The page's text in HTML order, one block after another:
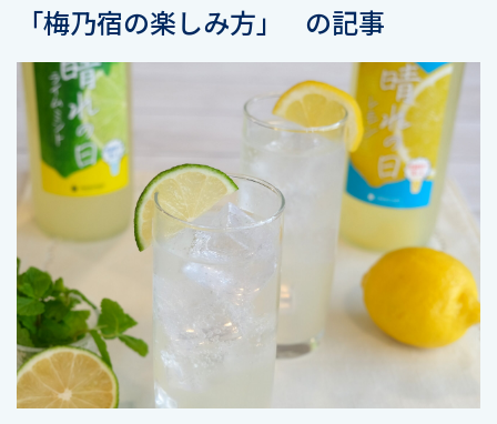
「梅乃宿の楽しみ方」 の記事